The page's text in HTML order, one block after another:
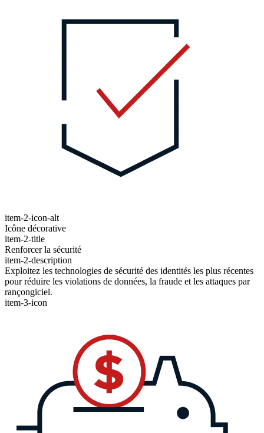
item-2-icon-alt
Icône décorative
item-2-title
Renforcer la sécurité
item-2-description
Exploitez les technologies de sécurité des identités les plus récentes
pour réduire les violations de données, la fraude et les attaques par
rançongiciel.
item-3-icon